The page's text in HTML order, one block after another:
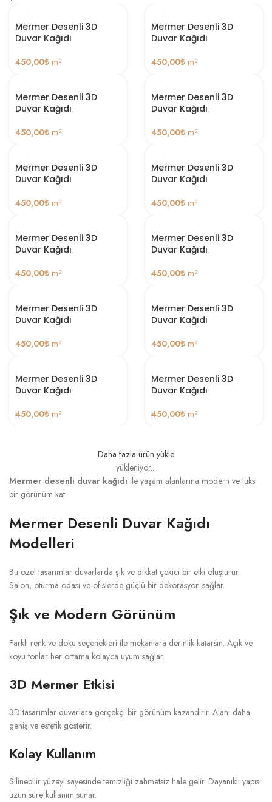
Mermer Desenli 3D
Duvar Kağıdı
450,00₺ m²
Mermer Desenli 3D
Duvar Kağıdı
450,00₺ m²
Mermer Desenli 3D
Duvar Kağıdı
450,00₺ m²
Mermer Desenli 3D
Duvar Kağıdı
450,00₺ m²
Mermer Desenli 3D
Duvar Kağıdı
450,00₺ m²
Mermer Desenli 3D
Duvar Kağıdı
450,00₺ m²
Mermer Desenli 3D
Duvar Kağıdı
450,00₺ m²
Mermer Desenli 3D
Duvar Kağıdı
450,00₺ m²
Mermer Desenli 3D
Duvar Kağıdı
450,00₺ m²
Mermer Desenli 3D
Duvar Kağıdı
450,00₺ m²
Mermer Desenli 3D
Duvar Kağıdı
450,00₺ m²
Mermer Desenli 3D
Duvar Kağıdı
450,00₺ m²
Daha fazla ürün yükle
yükleniyor...
Mermer desenli duvar kağıdı ile yaşam alanlarına modern ve lüks
bir görünüm kat.
Mermer Desenli Duvar Kağıdı
Modelleri
Bu özel tasarımlar duvarlarda şık ve dikkat çekici bir etki oluşturur.
Salon, oturma odası ve ofislerde güçlü bir dekorasyon sağlar.
Şık ve Modern Görünüm
Farklı renk ve doku seçenekleri ile mekanlara derinlik katarsın. Açık ve
koyu tonlar her ortama kolayca uyum sağlar.
3D Mermer Etkisi
3D tasarımlar duvarlara gerçekçi bir görünüm kazandırır. Alanı daha
geniş ve estetik gösterir.
Kolay Kullanım
Silinebilir yüzeyi sayesinde temizliği zahmetsiz hale gelir. Dayanıklı yapısı
uzun süre kullanım sunar.